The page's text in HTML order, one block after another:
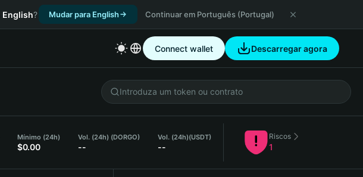
English? Mudar para English Continuar em Português (Portugal)
Connect wallet Descarregar agora
Mínimo (24h)
$0.00
Vol. (24h) (DORGO)
--
Vol. (24h)(USDT)
--
Riscos
1